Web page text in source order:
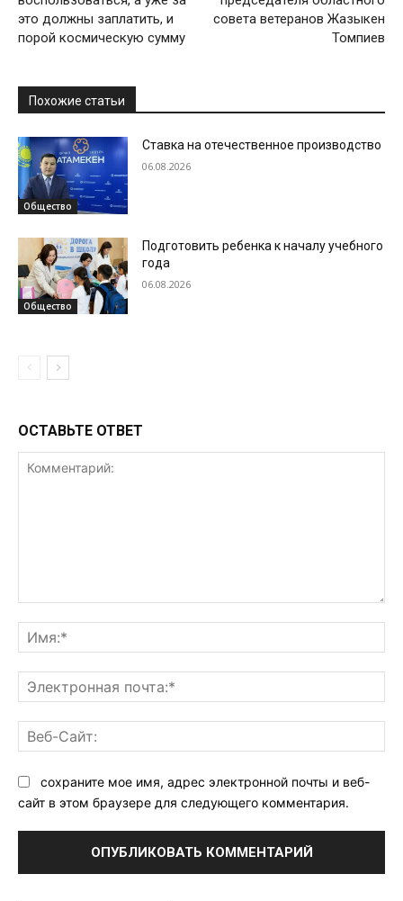
это должны заплатить, и
порой космическую сумму
совета ветеранов Жазыкен
Томпиев
Похожие статьи
Общество
Ставка на отечественное производство
06.08.2026
Общество
Подготовить ребенка к началу учебного
года
06.08.2026
ОСТАВЬТЕ ОТВЕТ
сохраните мое имя, адрес электронной почты и веб-
сайт в этом браузере для следующего комментария.